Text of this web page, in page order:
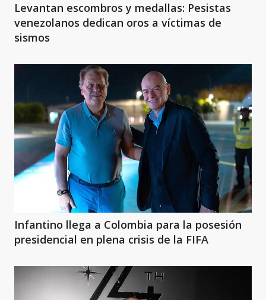
Levantan escombros y medallas: Pesistas
venezolanos dedican oros a víctimas de
sismos
Infantino llega a Colombia para la posesión
presidencial en plena crisis de la FIFA